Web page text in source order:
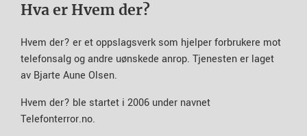
Hva er Hvem der?
Hvem der? er et oppslagsverk som hjelper forbrukere mot
telefonsalg og andre uønskede anrop. Tjenesten er laget
av Bjarte Aune Olsen.
Hvem der? ble startet i 2006 under navnet
Telefonterror.no.